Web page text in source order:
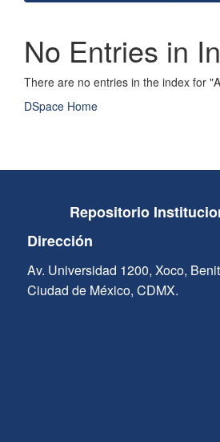
No Entries in
There are no entries in the index for
DSpace Home
Repositorio
Dirección
Av. Universidad 1200, Xoco,
Ciudad de México, CDMX.